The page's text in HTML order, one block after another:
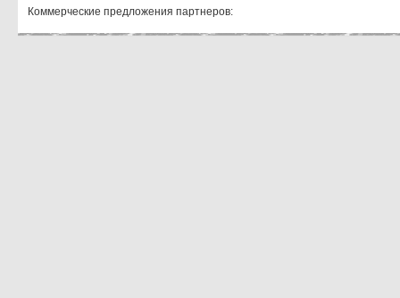
Коммерческие предложения партнеров: